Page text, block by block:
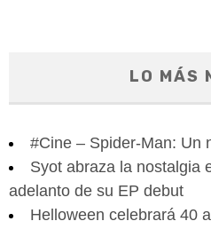
LO MÁS
#Cine – Spider-Man: Un
Syot abraza la nostalgia
adelanto de su EP debut
Helloween celebrará 40